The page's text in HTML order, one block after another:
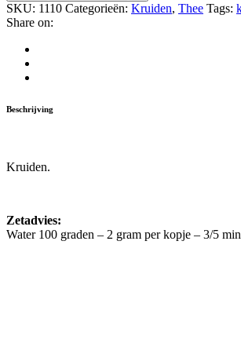
SKU: 1110 Categorieën: Kruiden, Thee Tags:
Share on:
Beschrijving
Kruiden.
Zetadvies:
Water 100 graden – 2 gram per kopje – 3/5